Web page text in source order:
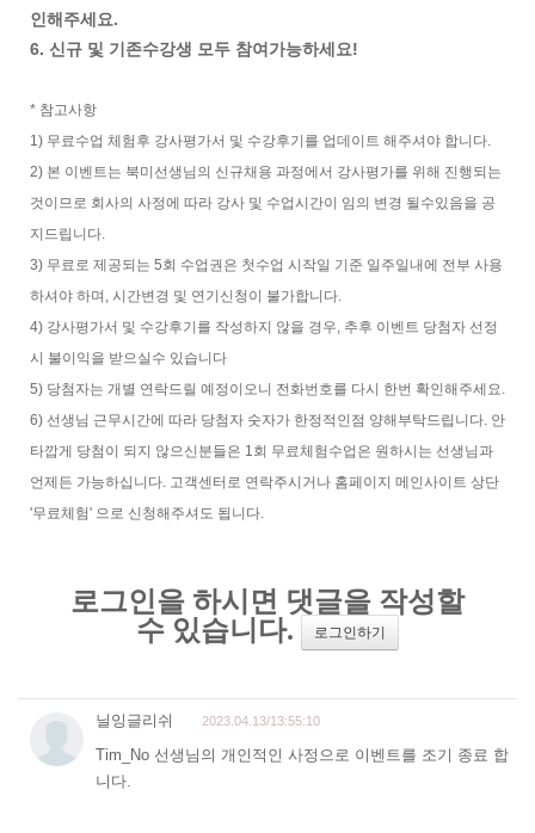
인해주세요.
6. 신규 및 기존수강생 모두 참여가능하세요!
* 참고사항
1) 무료수업 체험후 강사평가서 및 수강후기를 업데이트 해주셔야 합니다.
2) 본 이벤트는 북미선생님의 신규채용 과정에서 강사평가를 위해 진행되는
것이므로 회사의 사정에 따라 강사 및 수업시간이 임의 변경 될수있음을 공
지드립니다.
3) 무료로 제공되는 5회 수업권은 첫수업 시작일 기준 일주일내에 전부 사용
하셔야 하며, 시간변경 및 연기신청이 불가합니다.
4) 강사평가서 및 수강후기를 작성하지 않을 경우, 추후 이벤트 당첨자 선정
시 불이익을 받으실수 있습니다
5) 당첨자는 개별 연락드릴 예정이오니 전화번호를 다시 한번 확인해주세요.
6) 선생님 근무시간에 따라 당첨자 숫자가 한정적인점 양해부탁드립니다. 안
타깝게 당첨이 되지 않으신분들은 1회 무료체험수업은 원하시는 선생님과
언제든 가능하십니다. 고객센터로 연락주시거나 홈페이지 메인사이트 상단
'무료체험' 으로 신청해주셔도 됩니다.